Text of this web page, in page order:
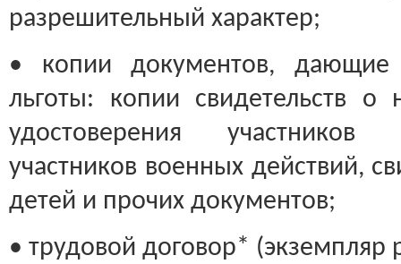
разрешительный характер;
• копии документов, дающие
льготы: копии свидетельств о
удостоверения участников
участников военных действий,
детей и прочих документов;
• трудовой договор* (экземпляр